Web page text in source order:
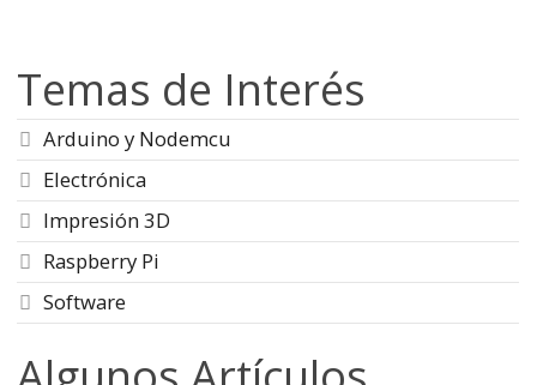
Temas de Interés
Arduino y Nodemcu
Electrónica
Impresión 3D
Raspberry Pi
Software